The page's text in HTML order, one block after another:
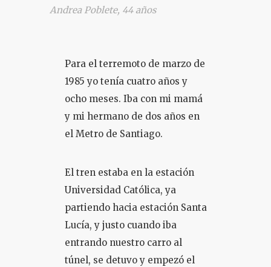
ANTECEDENTES
NOVEDADES
COLOQUIO + CURSOS
Andrea Poblete, 44 años
Para el terremoto de marzo de
1985 yo tenía cuatro años y
ocho meses. Iba con mi mamá
y mi hermano de dos años en
el Metro de Santiago.
El tren estaba en la estación
Universidad Católica, ya
partiendo hacia estación Santa
Lucía, y justo cuando iba
entrando nuestro carro al
túnel, se detuvo y empezó el